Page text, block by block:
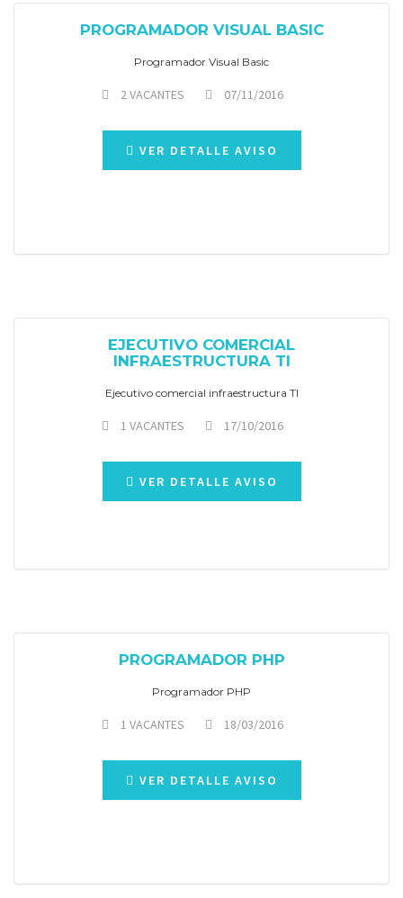
PROGRAMADOR VISUAL BASIC
Programador Visual Basic
2 VACANTES 07/11/2016
VER DETALLE AVISO
EJECUTIVO COMERCIAL
INFRAESTRUCTURA TI
Ejecutivo comercial infraestructura TI
1 VACANTES 17/10/2016
VER DETALLE AVISO
PROGRAMADOR PHP
Programador PHP
1 VACANTES 18/03/2016
VER DETALLE AVISO